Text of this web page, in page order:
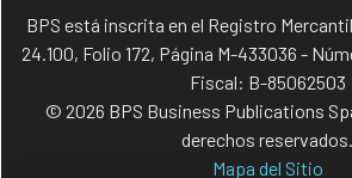
BPS está inscrita en el Registro
24.100, Folio 172, Página M-433036 -
Fiscal: B-85062503
© 2026 BPS Business Publications
derechos reservados.
Mapa del Sitio